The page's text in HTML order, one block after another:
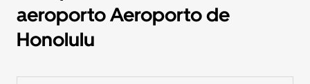
aeroporto Aeroporto de
Honolulu